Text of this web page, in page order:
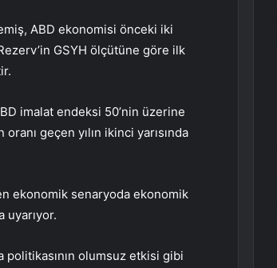
ABD ekonomisi önceki iki
GSYH ölçütüne göre ilk
imalat endeksi 50’nin üzerine
geçen yılın ikinci yarısında
ekonomik senaryoda ekonomik
uyarıyor.
politikasının olumsuz etkisi gibi